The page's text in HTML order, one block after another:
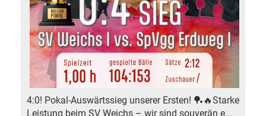
4:0! Pokal-Auswärtssieg unserer Ersten! 🏓🔥Starke
Leistung beim SV Weichs – wir sind souverän e...